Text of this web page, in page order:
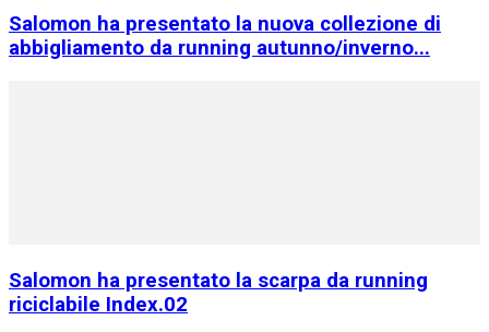
Salomon ha presentato la nuova collezione di
abbigliamento da running autunno/inverno...
Salomon ha presentato la scarpa da running
riciclabile Index.02